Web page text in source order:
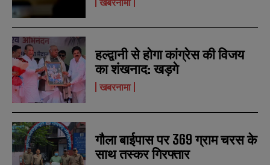
हल्द्वानी से होगा कांग्रेस की विजय
का शंखनाद: खड़गे
खबरनामा
गौला बाईपास पर 369 ग्राम चरस के
साथ तस्कर गिरफ्तार